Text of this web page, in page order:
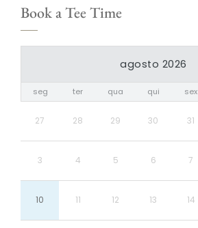
Book a Tee Time
agosto 2026
seg ter qua qui sex
27 28 29 30 31
3 4 5 6 7
10 11 12 13 14